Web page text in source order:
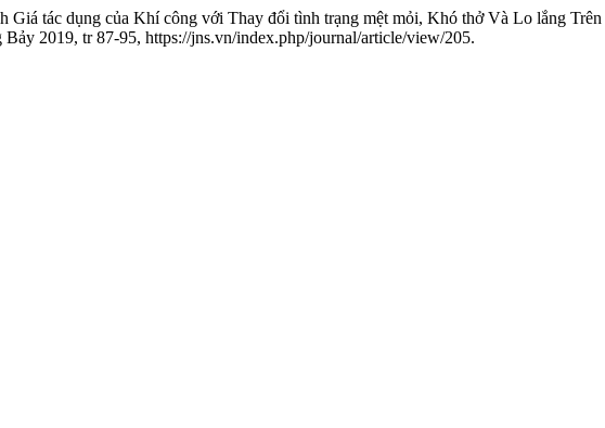
tác dụng của Khí công với Thay đổi tình trạng mệt mỏi, Khó thở Và Lo lắng
Bảy 2019, tr 87-95, https://jns.vn/index.php/journal/article/view/205.